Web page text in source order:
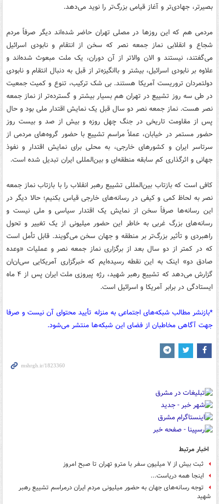
بصیرتر، جهادی‌تر و آغاز قیامی بزرگ‌تر را نوید می‌دهد.
مردمی هم که این روزها در مصلی تهران حاضر شده‌اند دیگر صرفاً مردم
شجاع و انقلابی نماز جمعه نصر که سخن از انتقام و نابودی اسرائیل
می‌گفتند، نیستند و الان والاتر از آن دوران، یک ملت مبعوث شده‎‌اند و
علاوه بر نابودی اسرائیل، بیشتر و باانگیزه‌تر از قبل به دنبال انتقام و نابودی
دولتمردان تروریست آمریکا هستند. بی شک ترکیب، تنوع و کمیت جمعیت
در طی سه روز تشییع در تهران هم بسیار بیشتر و گسترده‌تر از نماز جمعه
نصر هست. نماز جمعه نصر دو سال قبل یک نمایش اقتدار ملی بود و حال
پس از مقاومت تاریخی در جنگ چهل روزه و بیش از صد و بیست روز
حضور مستمر در خیابان، عملاً مراسم تشییع با حضور گروه‌های مردمی از
سرتاسر ایران و کشورهای خارجی، به محلی برای نمایش اقتدار و نفوذ
جهانی و اثرگذاری کم سابقه منطقه‌ای و بین‌المللی ایران تبدیل شده است.
کافی است که بازتاب بین‌المللی تشییع رهبر انقلاب را با بازتاب نماز جمعه
نصر به لحاظ کمی و کیفی در رسانه‌های خارجی قیاس بکنیم؛ حالا دیگر در
این رسانه‌ها صرفاً سخن از نمایش یک اقتدار سیاسی و ملی نیست و
رسانه‌های بزرگ غربی به خاطر این حضور میلیونی از یک تغییر و تحول
راهبردی و تأثیر بزرگ‌تر بر منطقه و جهان سخن می‌گویند. قابل تأمل است
که در کمتر از دو سال بعد از برگزاری نماز جمعه نصر و عملیات «وعده
صادق دو» اینک به این نقطه رسیده‌ایم که خبرگزاری آمریکایی سی‌ان‌ان
گزارش می‌دهد که تشییع رهبر شهید، رژه پیروزی ملت ایران پس از ۴ ماه
ایستادگی در برابر آمریکا و اسرائیل است.
*بازنشر مطالب شبکه‌های اجتماعی به منزله تأیید محتوای آن نیست و صرفا
جهت آگاهی مخاطبان از فضای این شبکه‌ها منتشر می‌شود.
اخبار مرتبط
ثبت بیش از ۷ میلیون سفر با مترو تهران تا صبح امروز
اینجا همه دریاست...
توجه رسانه‌های جهان به حضور میلیونی مردم ایران درمراسم تشییع رهبر
شهید